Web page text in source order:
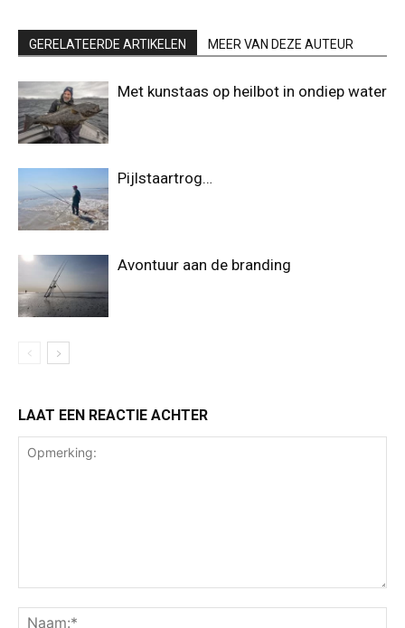
GERELATEERDE ARTIKELEN MEER VAN DEZE AUTEUR
Met kunstaas op heilbot in ondiep water
Pijlstaartrog…
Avontuur aan de branding
LAAT EEN REACTIE ACHTER